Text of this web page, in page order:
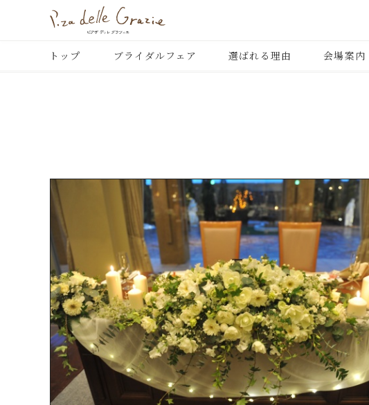
トップ ブライダルフェア 選ばれる理由 会場案内